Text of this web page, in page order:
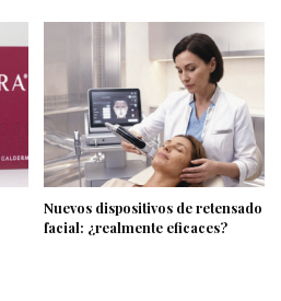
Nuevos dispositivos de retensado
facial: ¿realmente eficaces?